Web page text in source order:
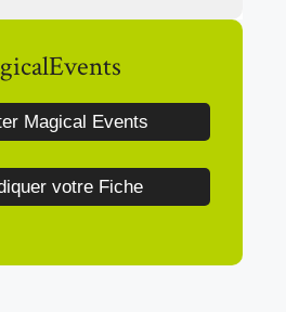
Magical Events
votre Fiche